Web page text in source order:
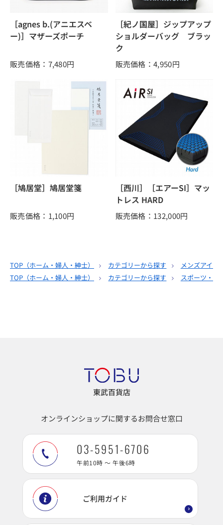
［agnes b.(アニエスベ
ー)］マザーズポーチ
販売価格：7,480円
［紀ノ国屋］ジップアップ
ショルダーバッグ ブラッ
ク
販売価格：4,950円
［鳩居堂］鳩居堂箋
販売価格：1,100円
［西川］［エアーSI］マッ
トレス HARD
販売価格：132,000円
TOP（ホーム・婦人・紳士） カテゴリーから探す
メンズアイテ
TOP（ホーム・婦人・紳士） カテゴリーから探す スポーツ・ア
東武百貨店
オンラインショップに関するお問合せ窓口
03-5951-6706
午前10時 ～ 午後6時
ご利用ガイド